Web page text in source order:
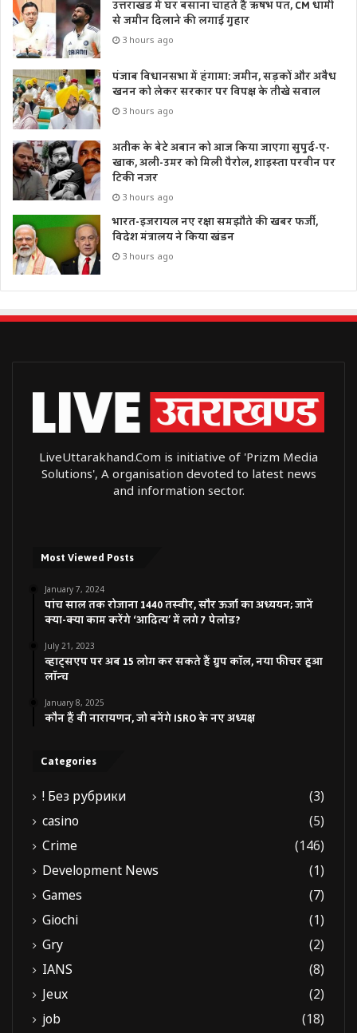
उत्तराखंड में घर बसाना चाहते हैं ऋषभ पंत, CM धामी
से जमीन दिलाने की लगाई गुहार
3 hours ago
पंजाब विधानसभा में हंगामा: जमीन, सड़कों और अवैध
खनन को लेकर सरकार पर विपक्ष के तीखे सवाल
3 hours ago
अतीक के बेटे अबान को आज किया जाएगा सुपुर्द-ए-
खाक, अली-उमर को मिली पैरोल, शाइस्ता परवीन पर
टिकी नजर
3 hours ago
भारत-इजरायल नए रक्षा समझौते की खबर फर्जी,
विदेश मंत्रालय ने किया खंडन
3 hours ago
LiveUttarakhand.Com is initiative of 'Prizm Media
Solutions', A organisation devoted to latest news
and information sector.
Most Viewed Posts
January 7, 2024
पांच साल तक रोजाना 1440 तस्वीर, सौर ऊर्जा का अध्ययन; जानें
क्या-क्या काम करेंगे ‘आदित्य’ में लगे 7 पेलोड?
July 21, 2023
व्हाट्सएप पर अब 15 लोग कर सकते हैं ग्रुप कॉल, नया फीचर हुआ
लॉन्च
January 8, 2025
कौन हैं वी नारायणन, जो बनेंगे ISRO के नए अध्यक्ष
Categories
! Без рубрики
(3)
casino
(5)
Crime
(146)
Development News
(1)
Games
(7)
Giochi
(1)
Gry
(2)
IANS
(8)
Jeux
(2)
job
(18)